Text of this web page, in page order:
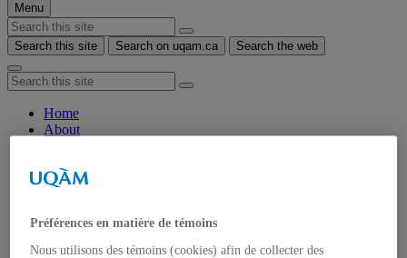
Menu
Search this site Search on uqam.ca Search the web
Home
About
Services
2025 Annual Conference
Research
Préférences en matière de témoins
Nous utilisons des témoins (cookies) afin de collecter des